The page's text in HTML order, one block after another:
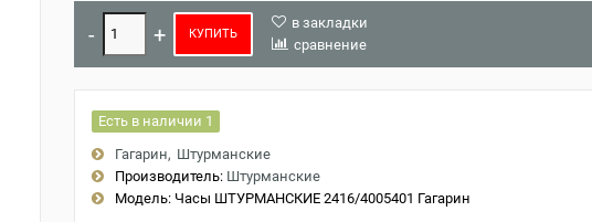
КУПИТЬ
в закладки
сравнение
Есть в наличии 1
Гагарин
Штурманские
Производитель: Штурманские
Модель:Часы ШТУРМАНСКИЕ 2416/4005401 Гагарин